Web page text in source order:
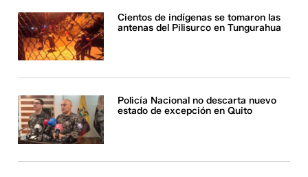
Cientos de indígenas se tomaron las
antenas del Pilisurco en Tungurahua
Policía Nacional no descarta nuevo
estado de excepción en Quito